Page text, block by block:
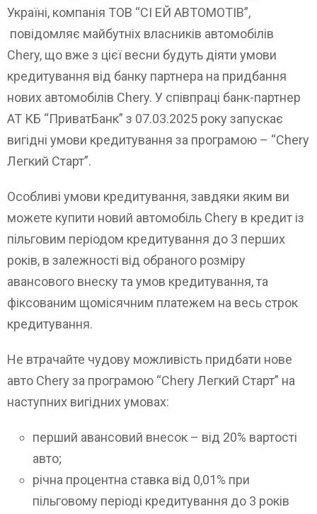
Україні, компанія ТОВ “СІ ЕЙ АВТОМОТІВ”,
повідомляє майбутніх власників автомобілів
Chery, що вже з цієї весни будуть діяти умови
кредитування від банку партнера на придбання
нових автомобілів Chery. У співпраці банк-партнер
AT КБ “ПриватБанк” з 07.03.2025 року запускає
вигідні умови кредитування за програмою – “Chery
Легкий Старт”.
Особливі умови кредитування, завдяки яким ви
можете купити новий автомобіль Chery в кредит із
пільговим періодом кредитування до 3 перших
років, в залежності від обраного розміру
авансового внеску та умов кредитування, та
фіксованим щомісячним платежем на весь строк
кредитування.
Не втрачайте чудову можливість придбати нове
авто Chery за програмою “Chery Легкий Старт” на
наступних вигідних умовах:
перший авансовий внесок – від 20% вартості
авто;
річна процентна ставка від 0,01% при
пільговому періоді кредитування до 3 років